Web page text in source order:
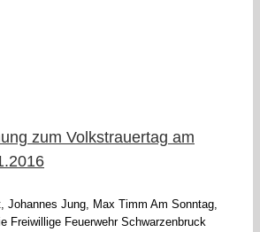
zum Volkstrauertag am
Johannes Jung, Max Timm Am Sonntag,
Freiwillige Feuerwehr Schwarzenbruck